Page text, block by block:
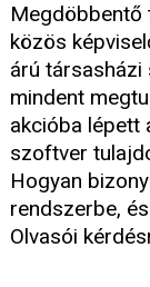
Megdöbbentő
közös
árú társasházi
mindent
akcióba lépett
szoftver
Hogyan
rendszerbe,
Olvasói